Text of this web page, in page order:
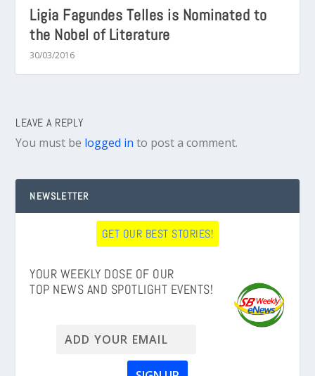
Ligia Fagundes Telles is Nominated to
the Nobel of Literature
30/03/2016
LEAVE A REPLY
You must be logged in to post a comment.
NEWSLETTER
GET OUR BEST STORIES!
YOUR WEEKLY DOSE OF OUR
TOP NEWS AND SPOTLIGHT EVENTS!